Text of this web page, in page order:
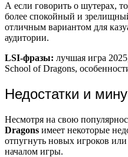
А если говорить о шутерах, то
более спокойный и
отличным вариантом для
аудитории.
LSI-фразы: лучшая игра
School of Dragons,
Недостатки и
Несмотря на свою
Dragons имеет некоторые
отпугнуть новых игроков или
началом игры.